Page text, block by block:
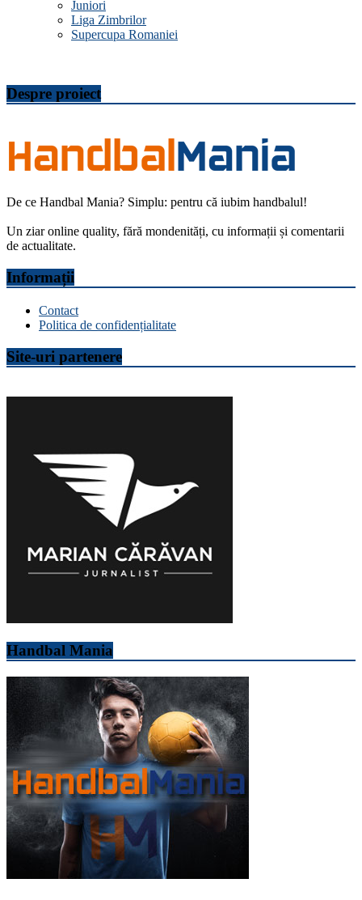
Juniori
Liga Zimbrilor
Supercupa Romaniei
Despre proiect
De ce Handbal Mania? Simplu: pentru că iubim handbalul!
Un ziar online quality, fără mondenități, cu informații și comentarii
de actualitate.
Informații
Contact
Politica de confidențialitate
Site-uri partenere
Handbal Mania